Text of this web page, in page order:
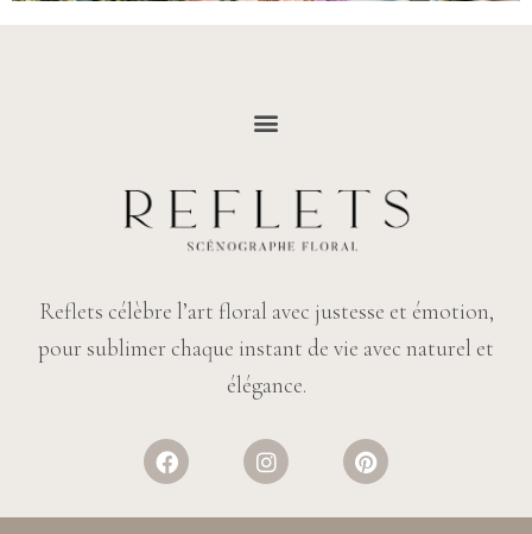
Reflets célèbre l’art floral avec justesse et émotion,
pour sublimer chaque instant de vie avec naturel et
élégance.